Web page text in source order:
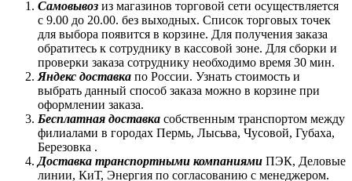
Самовывоз из магазинов торговой сети осуществляется
с 9.00 до 20.00. без выходных. Список торговых точек
для выбора появится в корзине. Для получения заказа
обратитесь к сотруднику в кассовой зоне. Для сборки и
проверки заказа сотруднику необходимо время 30 мин.
Яндекс доставка по России. Узнать стоимость и
выбрать данный способ заказа можно в корзине при
оформлении заказа.
Бесплатная доставка собственным транспортом между
филиалами в городах Пермь, Лысьва, Чусовой, Губаха,
Березовка .
Доставка транспортными компаниями ПЭК, Деловые
линии, КиТ, Энергия по согласованию с менеджером.